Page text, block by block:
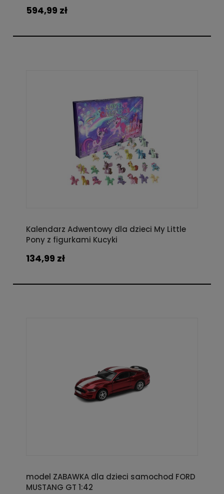
594,99 zł
Kalendarz Adwentowy dla dzieci My Little
Pony z figurkami Kucyki
134,99 zł
model ZABAWKA dla dzieci samochod FORD
MUSTANG GT 1:42